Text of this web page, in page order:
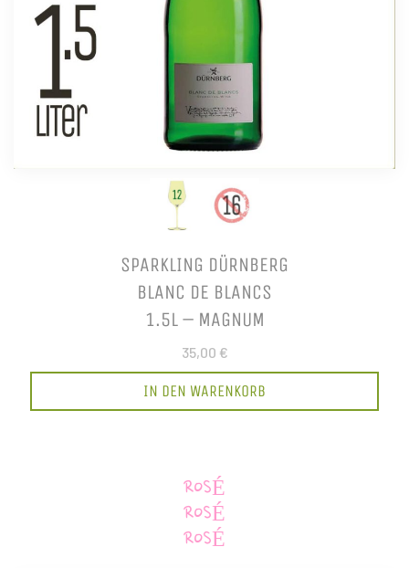
SPARKLING DÜRNBERG
BLANC DE BLANCS
1.5L – MAGNUM
35,00 €
IN DEN WARENKORB
ROSÉ
ROSÉ
ROSÉ